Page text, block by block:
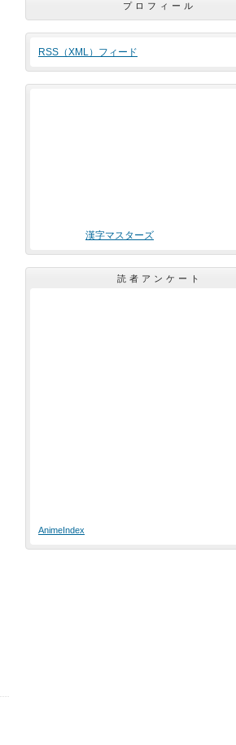
プロフィール
RSS（XML）フィード
漢字マスターズ
読者アンケート
AnimeIndex